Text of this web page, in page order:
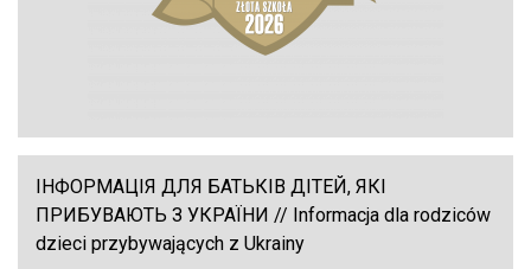
ІНФОРМАЦІЯ ДЛЯ БАТЬКІВ ДІТЕЙ, ЯКІ
ПРИБУВАЮТЬ З УКРАЇНИ // Informacja dla rodziców
dzieci przybywających z Ukrainy